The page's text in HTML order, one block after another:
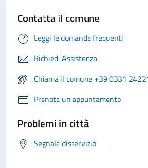
Contatta il comune
Leggi le domande frequenti
Richiedi Assistenza
Chiama il comune +39 0331
Prenota un appuntamento
Problemi in città
Segnala disservizio